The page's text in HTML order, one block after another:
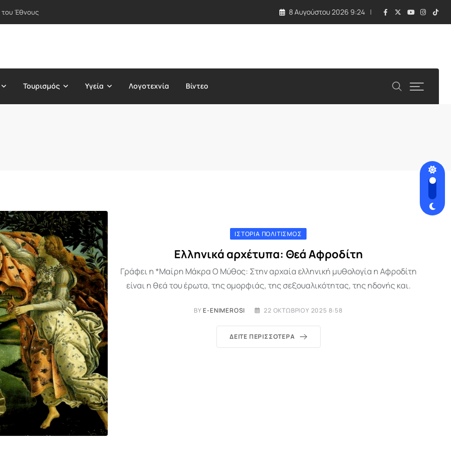
Έθνους 8 Αυγούστου 2026 9:24
Τουρισμός Υγεία Λογοτεχνία Βίντεο
ΙΣΤΟΡΊΑ ΠΟΛΙΤΙΣΜΌΣ
Ελληνικά αρχέτυπα: Θεά Αφροδίτη
Γράφει η *Μαίρη Μάκρα Ο Μύθος: Στην αρχαία ελληνική μυθολογία η Αφροδίτη
είναι η θεά του έρωτα, της ομορφιάς, της σεξουαλικότητας, της ηδονής και.
BYE-ENIMEROSI 22 ΟΚΤΩΒΡΊΟΥ 2025 8:58
ΔΕΊΤΕ ΠΕΡΙΣΣΌΤΕΡΑ